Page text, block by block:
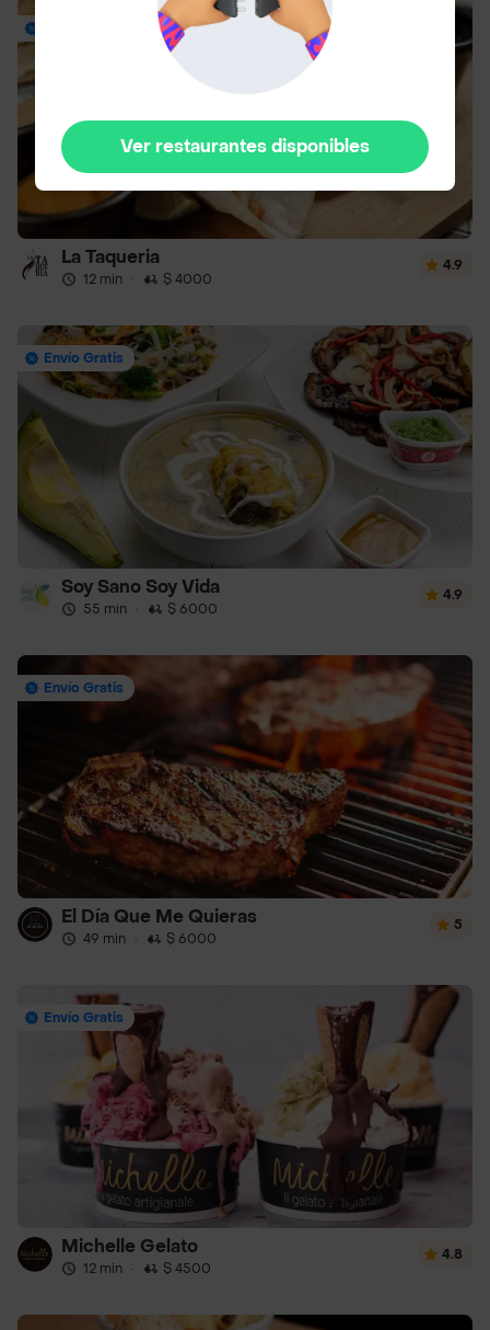
La Taqueria
12 min · $ 4000
4.9
Envío Gratis
Soy Sano Soy Vida
55 min · $ 6000
4.9
Envío Gratis
El Día Que Me Quieras
49 min · $ 6000
5
Envío Gratis
Michelle Gelato
12 min · $ 4500
4.8
Ver restaurantes disponibles